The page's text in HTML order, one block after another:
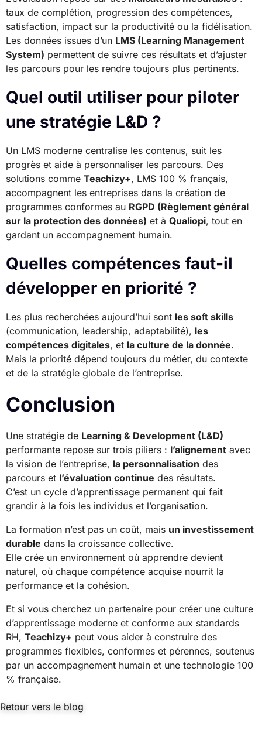
taux de complétion, progression des compétences,
satisfaction, impact sur la productivité ou la fidélisation.
Les données issues d’un LMS (Learning Management
System) permettent de suivre ces résultats et d’ajuster
les parcours pour les rendre toujours plus pertinents.
Quel outil utiliser pour piloter
une stratégie L&D ?
Un LMS moderne centralise les contenus, suit les
progrès et aide à personnaliser les parcours. Des
solutions comme Teachizy+, LMS 100 % français,
accompagnent les entreprises dans la création de
programmes conformes au RGPD (Règlement général
sur la protection des données) et à Qualiopi, tout en
gardant un accompagnement humain.
Quelles compétences faut-il
développer en priorité ?
Les plus recherchées aujourd’hui sont les soft skills
(communication, leadership, adaptabilité), les
compétences digitales, et la culture de la donnée.
Mais la priorité dépend toujours du métier, du contexte
et de la stratégie globale de l’entreprise.
Conclusion
Une stratégie de Learning & Development (L&D)
performante repose sur trois piliers : l’alignement avec
la vision de l’entreprise, la personnalisation des
parcours et l’évaluation continue des résultats.
C’est un cycle d’apprentissage permanent qui fait
grandir à la fois les individus et l’organisation.
La formation n’est pas un coût, mais un investissement
durable dans la croissance collective.
Elle crée un environnement où apprendre devient
naturel, où chaque compétence acquise nourrit la
performance et la cohésion.
Et si vous cherchez un partenaire pour créer une culture
d’apprentissage moderne et conforme aux standards
RH, Teachizy+ peut vous aider à construire des
programmes flexibles, conformes et pérennes, soutenus
par un accompagnement humain et une technologie 100
% française.
Retour vers le blog